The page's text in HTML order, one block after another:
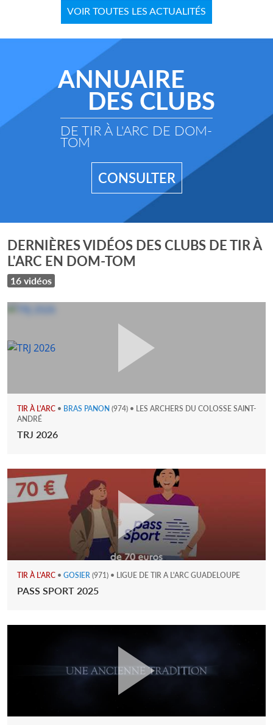
VOIR TOUTES LES ACTUALITÉS
ANNUAIRE
DES CLUBS
DE TIR À L'ARC DE DOM-
TOM
CONSULTER
DERNIÈRES VIDÉOS DES CLUBS DE TIR À
L'ARC EN DOM-TOM
16 vidéos
TIR À L'ARC • BRAS PANON (974) • LES ARCHERS DU COLOSSE SAINT-
ANDRÉ
TRJ 2026
TIR À L'ARC • GOSIER (971) • LIGUE DE TIR A L'ARC GUADELOUPE
PASS SPORT 2025